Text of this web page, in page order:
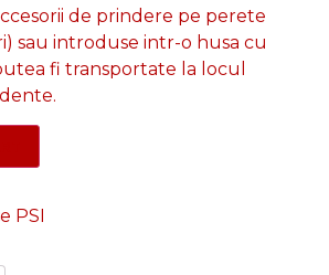
de prindere pe perete
sau introduse intr-o husa cu
fi transportate la locul
PSI